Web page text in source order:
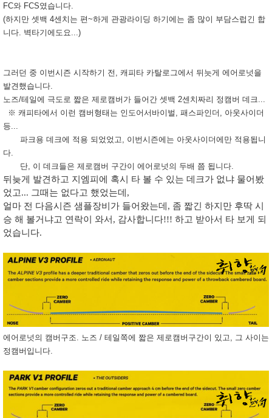
FC와 FCS였습니다.
(하지만 셋백 4센치는 편~하게 관광라이딩 하기에는 좀 많이 부담스럽긴 합
니다. 벽타기에도요...)
그러던 중 이번시즌 시작하기 전, 캐피타 카탈로그에서 뒤늣게 에어로넛을
발견했습니다.
노즈/테일에 극도로 짧은 제로캠버가 들어간 셋백 2센치짜리 정캠버 데크...
※ 캐피타에서 이런 캠버형태는 인도어서바이벌, 패스파인더, 아웃사이더
등...
파크용 데크에 적용 되었었고, 이번시즌에는 아웃사이더에만 적용됩니
다.
단, 이 데크들은 제로캠버 구간이 에어로넛의 두배 쯤 됩니다.
뒤늦게 발견하고 지엠피에 혹시 타 볼 수 있는 데크가 없냐 물어봤
었고... 그때는 없다고 했었는데,
얼마 전 다음시즌 샘플장비가 들어왔는데, 좀 짧긴 하지만 후딱 시
승 해 볼거냐고 연락이 와서, 감사합니다!!! 하고 받아서 타 보게 되
었습니다.
에어로넛의 캠버구조. 노즈 / 테일쪽에 짧은 제로캠버구간이 있고, 그 사이는
정캠버입니다.